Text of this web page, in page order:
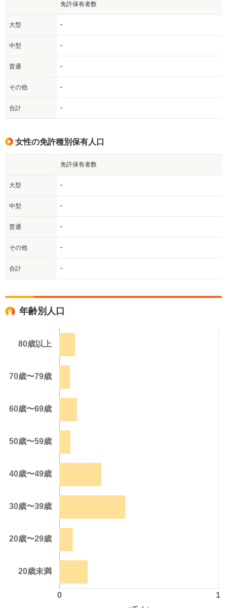
免許保有者数
大型 -
中型 -
普通 -
その他 -
合計 -
女性の免許種別保有人口
免許保有者数
大型 -
中型 -
普通 -
その他 -
合計 -
年齢別人口